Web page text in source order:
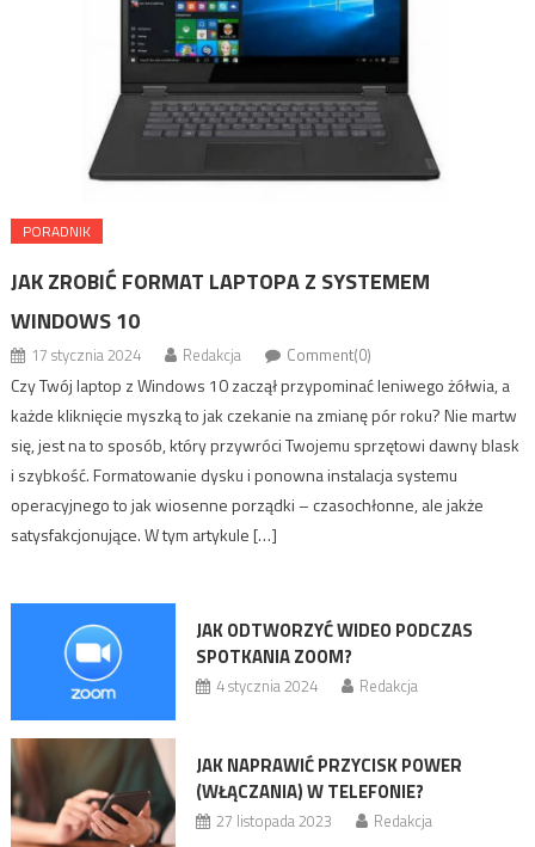
PORADNIK
JAK ZROBIĆ FORMAT LAPTOPA Z SYSTEMEM
WINDOWS 10
17 stycznia 2024 Redakcja Comment(0)
Czy Twój laptop z Windows 10 zaczął przypominać leniwego żółwia, a
każde kliknięcie myszką to jak czekanie na zmianę pór roku? Nie martw
się, jest na to sposób, który przywróci Twojemu sprzętowi dawny blask
i szybkość. Formatowanie dysku i ponowna instalacja systemu
operacyjnego to jak wiosenne porządki – czasochłonne, ale jakże
satysfakcjonujące. W tym artykule […]
JAK ODTWORZYĆ WIDEO PODCZAS
SPOTKANIA ZOOM?
4 stycznia 2024 Redakcja
JAK NAPRAWIĆ PRZYCISK POWER
(WŁĄCZANIA) W TELEFONIE?
27 listopada 2023 Redakcja